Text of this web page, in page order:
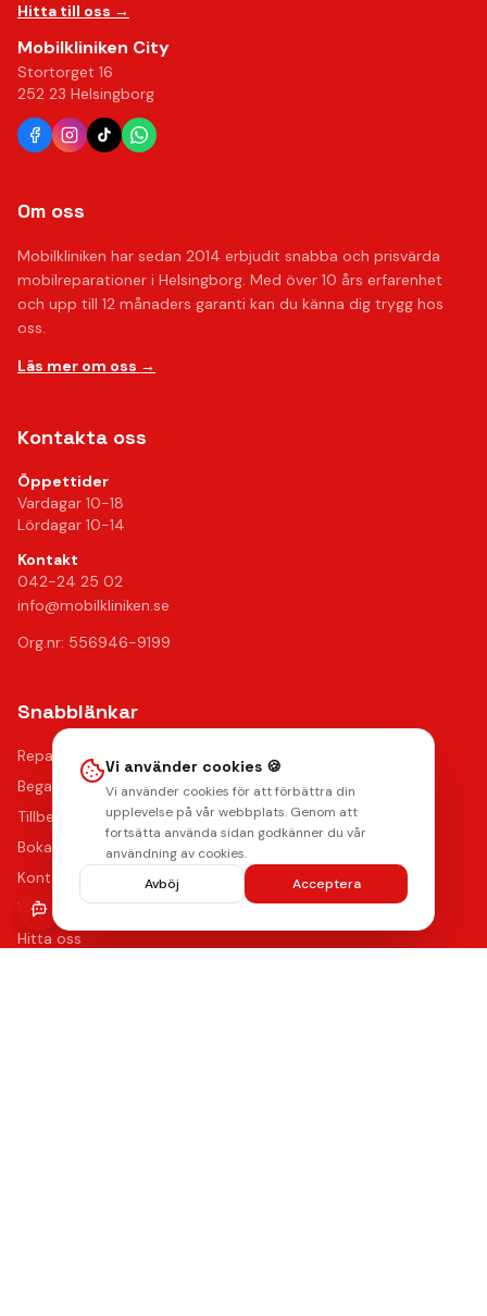
Hitta till oss →
Mobilkliniken City
Stortorget 16
252 23 Helsingborg
Om oss
Mobilkliniken har sedan 2014 erbjudit snabba och prisvärda
mobilreparationer i Helsingborg. Med över 10 års erfarenhet
och upp till 12 månaders garanti kan du känna dig trygg hos
oss.
Läs mer om oss →
Kontakta oss
Öppettider
Vardagar 10-18
Lördagar 10-14
Kontakt
042-24 25 02
info@mobilkliniken.se
Org.nr: 556946-9199
Snabblänkar
Reparationer
Begagnade mobiler
Tillbehör
Boka reparation
Kontakta oss
Vanliga frågor
Hitta oss
Vi använder cookies 🍪
Vi använder cookies för att förbättra din
upplevelse på vår webbplats. Genom att
fortsätta använda sidan godkänner du vår
användning av cookies.
Avböj
Acceptera